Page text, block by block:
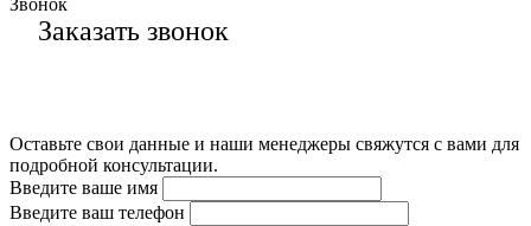
Звонок
Заказать звонок
Оставьте свои данные и наши менеджеры свяжутся с вами для
подробной консультации.
Введите ваше имя
Введите ваш телефон